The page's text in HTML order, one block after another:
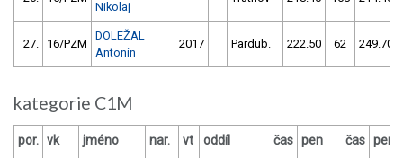
Nikolaj
27. 16/PZM
DOLEŽAL
Antonín
2017 Pardub. 222.50 62 249.70
kategorie C1M
por. vk jméno nar. vt oddíl čas pen čas pen